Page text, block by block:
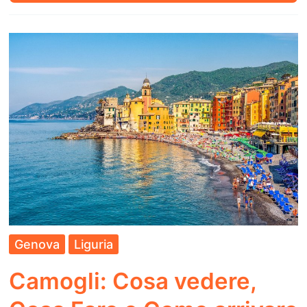
Cosa
vedere,
Cosa
Fare
e
Come
arrivare
Genova Liguria
Camogli: Cosa vedere,